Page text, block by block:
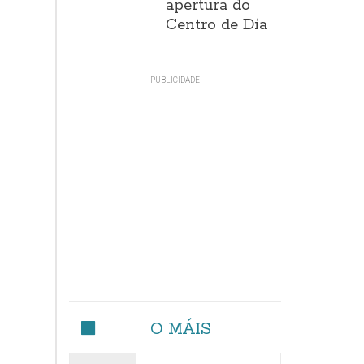
apertura do
Centro de Día
O MÁIS